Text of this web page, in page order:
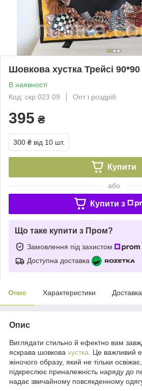
Шовкова хустка Трейсі
В наявності
Код: скр 023 09
Опт і роздріб
395 ₴
300 ₴ від 10 шт.
Купити
або
Купити з
Що таке купити з Пром?
Замовлення під захистом
Доступна доставка
Опис Характеристики Доставка
Опис
Виглядати стильно й ефектно вам
яскрава шовкова хустка . Це важливий
жіночого образу, який не тільки
підкреслює приналежність наряду до
надає звичайному повсякденному